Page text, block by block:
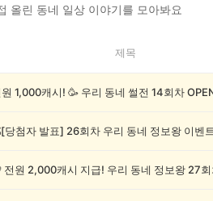
올린 동네 일상 이야기를 모아봐요
제목